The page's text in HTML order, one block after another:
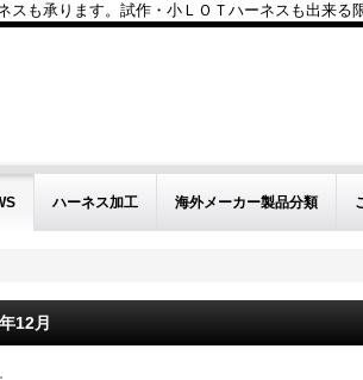
も承ります。試作・小ＬＯＴハーネスも出来る
ハーネス加工 海外メーカー製品分類
12月